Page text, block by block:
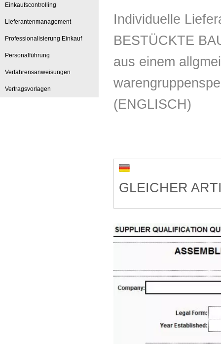
Einkaufscontrolling
Lieferantenmanagement
Professionalisierung Einkauf
Personalführung
Verfahrensanweisungen
Vertragsvorlagen
Individuelle
BESTÜCKTE
aus einem
(ENGLISCH)
GLEICHER